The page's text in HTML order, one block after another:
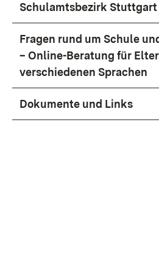
Schulamtsbezirk Stuttgart
Fragen rund um Schule
– Online-Beratung für
verschiedenen Sprachen
Dokumente und Links